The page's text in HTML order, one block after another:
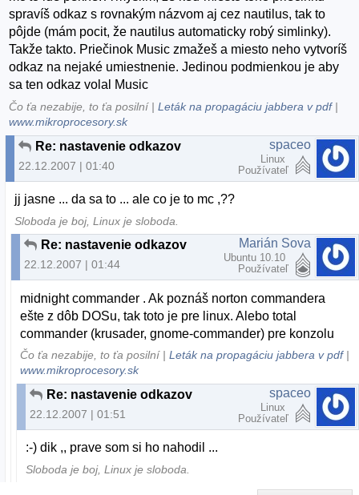
spravíš odkaz s rovnakým názvom aj cez nautilus, tak to
pôjde (mám pocit, že nautilus automaticky robý simlinky).
Takže takto. Priečinok Music zmažeš a miesto neho vytvoríš
odkaz na nejaké umiestnenie. Jedinou podmienkou je aby
sa ten odkaz volal Music
Čo ťa nezabije, to ťa posilní |Leták na propagáciu jabbera v pdf|
www.mikroprocesory.sk
Re: nastavenie odkazov
22.12.2007 | 01:40
spaceo
Linux
Používateľ
jj jasne ... da sa to ... ale co je to mc ,??
Sloboda je boj, Linux je sloboda.
Re: nastavenie odkazov
22.12.2007 | 01:44
Marián Sova
Ubuntu 10.10
Používateľ
midnight commander . Ak poznáš norton commandera
ešte z dôb DOSu, tak toto je pre linux. Alebo total
commander (krusader, gnome-commander) pre konzolu
Čo ťa nezabije, to ťa posilní |Leták na propagáciu jabbera v pdf|
www.mikroprocesory.sk
Re: nastavenie odkazov
22.12.2007 | 01:51
spaceo
Linux
Používateľ
:-) dik ,, prave som si ho nahodil ...
Sloboda je boj, Linux je sloboda.